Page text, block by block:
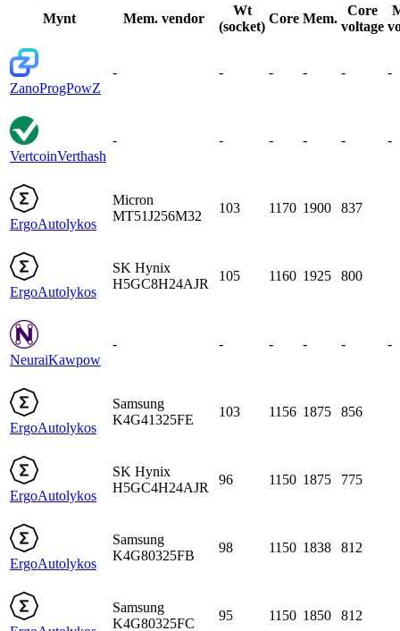
Mynt
Mem. vendor
Wt
(socket)
Core Mem.
Core
voltage
ZanoProgPowZ
- - - - - -
VertcoinVerthash
- - - - - -
ErgoAutolykos
Micron
MT51J256M32
103 1170 1900 837
ErgoAutolykos
SK Hynix
H5GC8H24AJR
105 1160 1925 800
NeuraiKawpow
- - - - - -
ErgoAutolykos
Samsung
K4G41325FE
103 1156 1875 856
ErgoAutolykos
SK Hynix
H5GC4H24AJR
96 1150 1875 775
ErgoAutolykos
Samsung
K4G80325FB
98 1150 1838 812
Samsung
K4G80325FC
95 1150 1850 812